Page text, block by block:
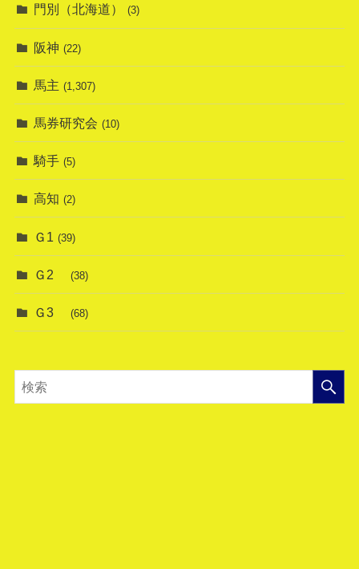
門別（北海道） (3)
阪神 (22)
馬主 (1,307)
馬券研究会 (10)
騎手 (5)
高知 (2)
Ｇ1 (39)
Ｇ2 (38)
Ｇ3 (68)